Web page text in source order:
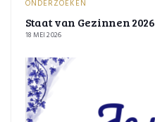
ONDERZOEKEN
Staat van Gezinnen 2026
18 MEI 2026